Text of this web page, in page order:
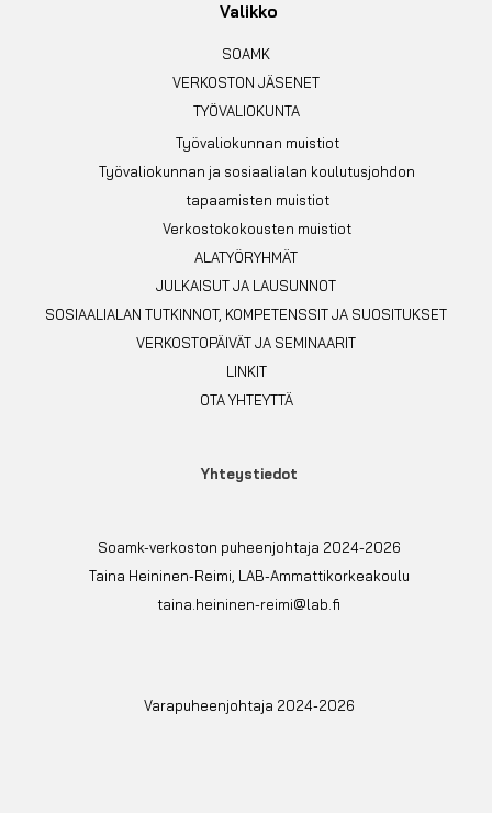
Valikko
SOAMK
VERKOSTON JÄSENET
TYÖVALIOKUNTA
Työvaliokunnan muistiot
Työvaliokunnan ja sosiaalialan koulutusjohdon
tapaamisten muistiot
Verkostokokousten muistiot
ALATYÖRYHMÄT
JULKAISUT JA LAUSUNNOT
SOSIAALIALAN TUTKINNOT, KOMPETENSSIT JA SUOSITUKSET
VERKOSTOPÄIVÄT JA SEMINAARIT
LINKIT
OTA YHTEYTTÄ
Yhteystiedot
Soamk-verkoston puheenjohtaja 2024-2026
Taina Heininen-Reimi, LAB-Ammattikorkeakoulu
taina.heininen-reimi@lab.fi
Varapuheenjohtaja 2024-2026